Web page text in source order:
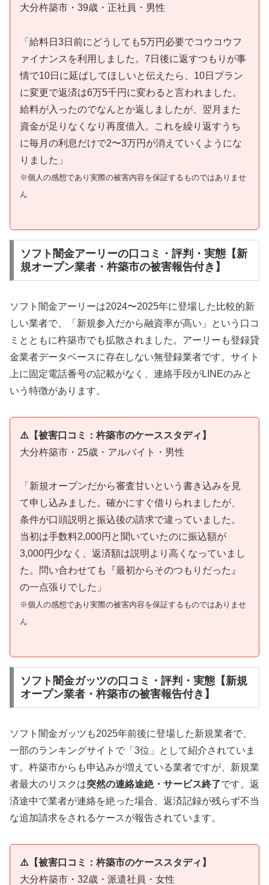
大分杵築市・39歳・正社員・男性
「給料日3日前にどうしても5万円必要でコウコウフ
ァイナンスを利用しました。7日後に返すつもりが事
情で10日に延ばしてほしいと伝えたら、10日プラン
に変更で返済は6万5千円に変わると言われました。
給料が入ったのでなんとか返しましたが、翌月また
資金が足りなくなり再度借入。これを繰り返すうち
に毎月の利息だけで2〜3万円が消えていくようにな
りました」
※個人の感想であり実際の被害内容を保証するものではありませ
ん
ソフト闇金アーリーの口コミ・評判・実態【新
規オープン業者・杵築市の被害報告付き】
ソフト闇金アーリーは2024〜2025年に登場した比較的新
しい業者で、「新規参入だから融資率が高い」という口コ
ミとともに杵築市でも拡散されました。アーリーも登録貸
金業者データベースに存在しない無登録業者です。サイト
上に固定電話番号の記載がなく、連絡手段がLINEのみと
いう特徴があります。
⚠️【被害口コミ：杵築市のケーススタディ】
大分杵築市・25歳・アルバイト・男性
「新規オープンだから審査甘いという書き込みを見
て申し込みました。確かにすぐ借りられましたが、
条件が口頭説明と振込後の請求で違っていました。
当初は手数料2,000円と聞いていたのに振込額が
3,000円少なく、返済額は説明より高くなっていまし
た。問い合わせても『最初からそのつもりだった』
の一点張りでした」
※個人の感想であり実際の被害内容を保証するものではありませ
ん
ソフト闇金ガッツの口コミ・評判・実態【新規
オープン業者・杵築市の被害報告付き】
ソフト闇金ガッツも2025年前後に登場した新規業者で、
一部のランキングサイトで「3位」として紹介されていま
す。杵築市からも申込みが増えている業者ですが、新規業
者最大のリスクは突然の連絡途絶・サービス終了です。返
済途中で業者が連絡を絶った場合、返済記録が残らず不当
な追加請求をされるケースが報告されています。
⚠️【被害口コミ：杵築市のケーススタディ】
大分杵築市・32歳・派遣社員・女性